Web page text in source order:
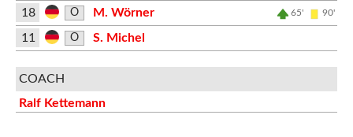
18 O M. Wörner 65' 90'
11 O S. Michel
COACH
Ralf Kettemann